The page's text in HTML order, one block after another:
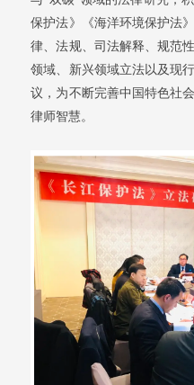
保护法》《海洋环境保护法
律、法规、司法解释、规范
领域、新兴领域立法以及现
议，为不断完善中国特色社
律师智慧。